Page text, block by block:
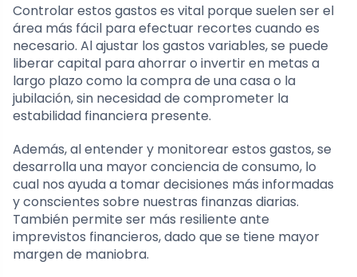
Controlar estos gastos es vital porque suelen ser el
área más fácil para efectuar recortes cuando es
necesario. Al ajustar los gastos variables, se puede
liberar capital para ahorrar o invertir en metas a
largo plazo como la compra de una casa o la
jubilación, sin necesidad de comprometer la
estabilidad financiera presente.
Además, al entender y monitorear estos gastos, se
desarrolla una mayor conciencia de consumo, lo
cual nos ayuda a tomar decisiones más informadas
y conscientes sobre nuestras finanzas diarias.
También permite ser más resiliente ante
imprevistos financieros, dado que se tiene mayor
margen de maniobra.